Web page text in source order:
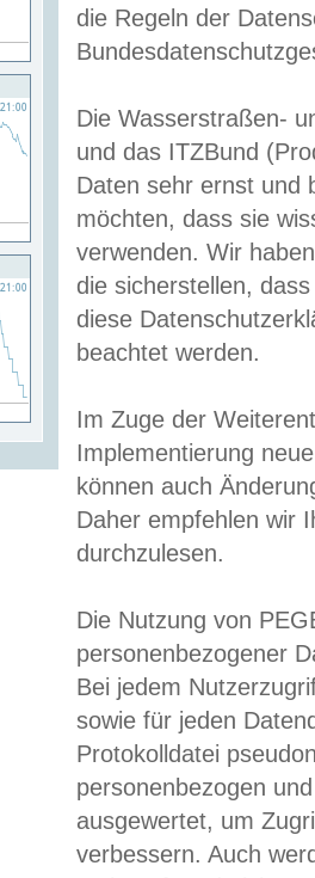
die Regeln der
Die Wasserstraßen-
und das ITZBund
Daten sehr ernst und
möchten, dass sie
verwenden. Wir
die sicherstellen,
diese
beachtet werden.
Im Zuge der
Implementierung
können auch
Daher empfehlen wir
durchzulesen.
Die Nutzung von
personenbezogener
Bei jedem
sowie für jeden
Protokolldatei
personenbezogen
ausgewertet, um
verbessern. Auch